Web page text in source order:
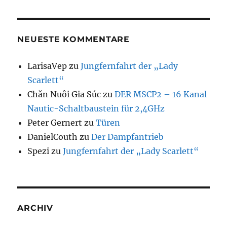
NEUESTE KOMMENTARE
LarisaVep zuJungfernfahrt der „Lady
Scarlett“
Chăn Nuôi Gia Súc zuDER MSCP2 – 16 Kanal
Nautic-Schaltbaustein für 2,4GHz
Peter Gernert zuTüren
DanielCouth zuDer Dampfantrieb
Spezi zuJungfernfahrt der „Lady Scarlett“
ARCHIV